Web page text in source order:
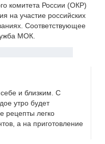
комитета России (ОКР)
на участие российских
Соответствующее
МОК.
и близким. С
утро будет
рецепты легко
а на приготовление